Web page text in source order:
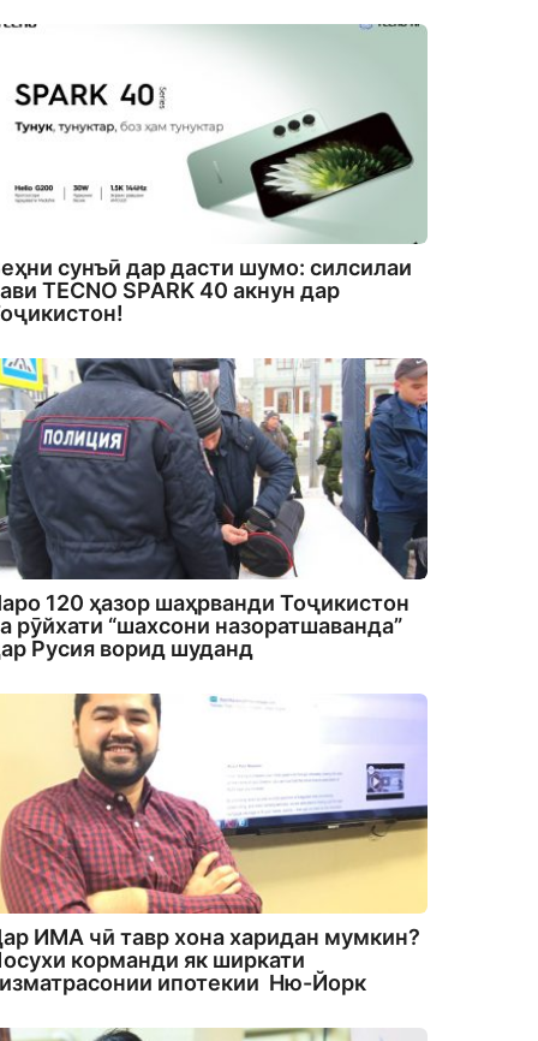
сунъӣ дар дасти шумо: силсилаи
TECNO SPARK 40 акнун дар
120 ҳазор шаҳрванди Тоҷикистон
рӯйхати “шахсони назоратшаванда”
Русия ворид шуданд
ИМА чӣ тавр хона харидан мумкин?
корманди як ширкати
ипотекии Ню-Йорк